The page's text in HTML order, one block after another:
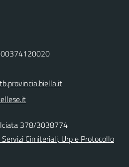
00374120020
378/3038774
Cimiteriali, Urp e Protocollo